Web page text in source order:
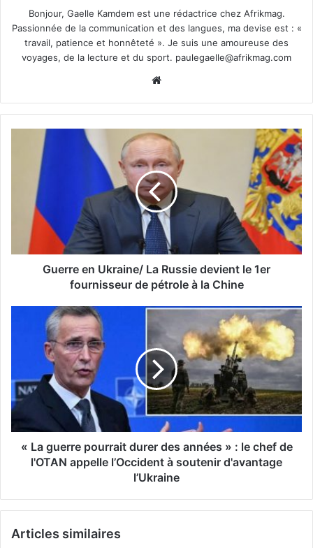
Bonjour, Gaelle Kamdem est une rédactrice chez Afrikmag.
Passionnée de la communication et des langues, ma devise est : «
travail, patience et honnêteté ». Je suis une amoureuse des
voyages, de la lecture et du sport. paulegaelle@afrikmag.com
Guerre en Ukraine/ La Russie devient le 1er
fournisseur de pétrole à la Chine
« La guerre pourrait durer des années » : le chef de
l'OTAN appelle l’Occident à soutenir d'avantage
l’Ukraine
Articles similaires